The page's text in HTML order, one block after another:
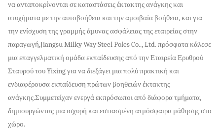
να ανταποκρίνονται σε καταστάσεις έκτακτης ανάγκης και
ατυχήματα με την αυτοβοήθεια και την αμοιβαία βοήθεια, και για
την ενίσχυση της γραμμής άμυνας ασφάλειας της εταιρείας στην
παραγωγή,Jiangsu Milky Way Steel Poles Co.., Ltd. πρόσφατα κάλεσε
μια επαγγελματική ομάδα εκπαίδευσης από την Εταιρεία Ερυθρού
Σταυρού του Yixing για να διεξάγει μια πολύ πρακτική και
ενδιαφέρουσα εκπαίδευση πρώτων βοηθειών έκτακτης
ανάγκης.Συμμετείχαν ενεργά εκπρόσωποι από διάφορα τμήματα,
δημιουργώντας μια ισχυρή και εστιασμένη ατμόσφαιρα μάθησης στο
χώρο.